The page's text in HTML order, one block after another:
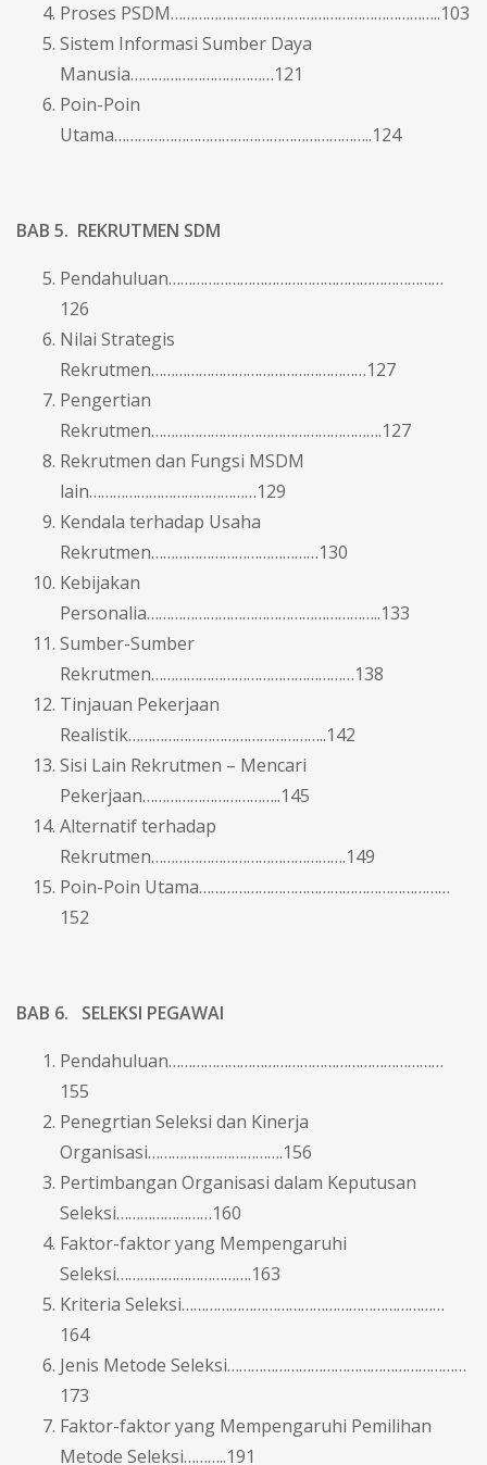
Proses PSDM…………………………………………………………..103
Sistem Informasi Sumber Daya
Manusia………………………………121
Poin-Poin
Utama………………………………………………………..124
BAB 5. REKRUTMEN SDM
Pendahuluan……………………………………………………………
126
Nilai Strategis
Rekrutmen………………………………………………127
Pengertian
Rekrutmen………………………………………………….127
Rekrutmen dan Fungsi MSDM
lain……………………………………129
Kendala terhadap Usaha
Rekrutmen……………………………………130
Kebijakan
Personalia…………………………………………………..133
Sumber-Sumber
Rekrutmen……………………………………………138
Tinjauan Pekerjaan
Realistik…………………………………………..142
Sisi Lain Rekrutmen – Mencari
Pekerjaan……………………………..145
Alternatif terhadap
Rekrutmen………………………………………….149
Poin-Poin Utama………………………………………………………
152
BAB 6.
SELEKSI PEGAWAI
Pendahuluan……………………………………………………………
155
Penegrtian Seleksi dan Kinerja
Organisasi…………………………….156
Pertimbangan Organisasi dalam Keputusan
Seleksi……………………160
Faktor-faktor yang Mempengaruhi
Seleksi…………………………….163
Kriteria Seleksi…………………………………………………………
164
Jenis Metode Seleksi……………………………………………………
173
Faktor-faktor yang Mempengaruhi Pemilihan
Metode Seleksi………..191